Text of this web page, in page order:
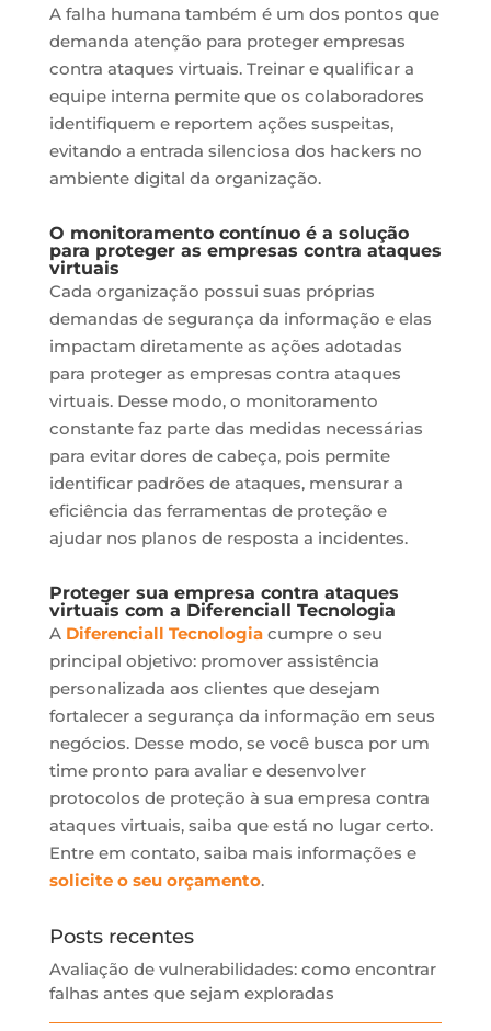
A falha humana também é um dos pontos que
demanda atenção para proteger empresas
contra ataques virtuais. Treinar e qualificar a
equipe interna permite que os colaboradores
identifiquem e reportem ações suspeitas,
evitando a entrada silenciosa dos hackers no
ambiente digital da organização.
O monitoramento contínuo é a solução
para proteger as empresas contra ataques
virtuais
Cada organização possui suas próprias
demandas de segurança da informação e elas
impactam diretamente as ações adotadas
para proteger as empresas contra ataques
virtuais. Desse modo, o monitoramento
constante faz parte das medidas necessárias
para evitar dores de cabeça, pois permite
identificar padrões de ataques, mensurar a
eficiência das ferramentas de proteção e
ajudar nos planos de resposta a incidentes.
Proteger sua empresa contra ataques
virtuais com a Diferenciall Tecnologia
A Diferenciall Tecnologiacumpre o seu
principal objetivo: promover assistência
personalizada aos clientes que desejam
fortalecer a segurança da informação em seus
negócios. Desse modo, se você busca por um
time pronto para avaliar e desenvolver
protocolos de proteção à sua empresa contra
ataques virtuais, saiba que está no lugar certo.
Entre em contato, saiba mais informações e
solicite o seu orçamento.
Posts recentes
Avaliação de vulnerabilidades: como encontrar
falhas antes que sejam exploradas